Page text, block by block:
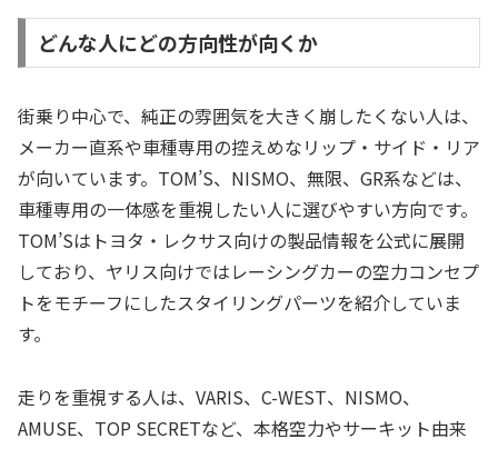
どんな人にどの方向性が向くか
街乗り中心で、純正の雰囲気を大きく崩したくない人は、
メーカー直系や車種専用の控えめなリップ・サイド・リア
が向いています。TOM’S、NISMO、無限、GR系などは、
車種専用の一体感を重視したい人に選びやすい方向です。
TOM’Sはトヨタ・レクサス向けの製品情報を公式に展開
しており、ヤリス向けではレーシングカーの空力コンセプ
トをモチーフにしたスタイリングパーツを紹介していま
す。
走りを重視する人は、VARIS、C-WEST、NISMO、
AMUSE、TOP SECRETなど、本格空力やサーキット由来